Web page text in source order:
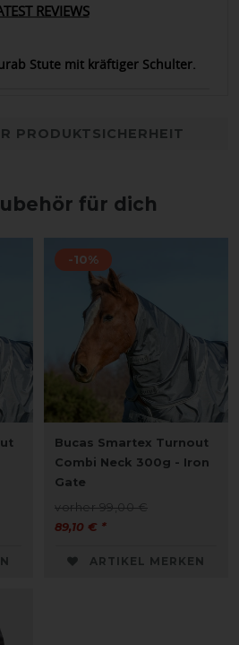
REVIEWS
Stute mit kräftiger Schulter.
PRODUKTSICHERHEIT
für dich
-10%
Bucas Smartex Turnout
Combi Neck 300g - Iron
Gate
vorher 99,00 €
89,10 € *
ARTIKEL MERKEN